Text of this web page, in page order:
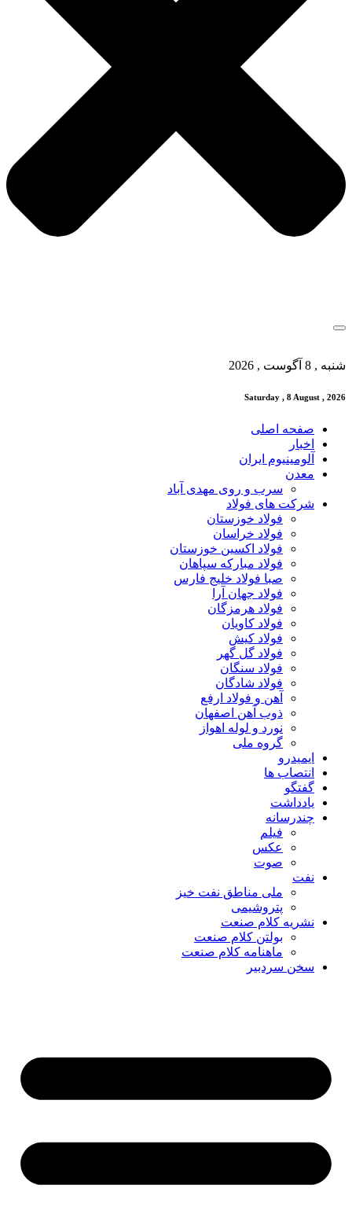
شنبه , 8 آگوست , 2026
Saturday , 8 August , 2026
صفحه اصلی
اخبار
آلومینیوم ایران
معدن
سرب و روی مهدی آباد
شرکت های فولاد
فولاد خوزستان
فولاد خراسان
فولاد اکسین خوزستان
فولاد مبارکه سپاهان
صبا فولاد خلیج فارس
فولاد جهان آرا
فولاد هرمزگان
فولاد کاویان
فولاد کیش
فولاد گل گهر
فولاد سنگان
فولاد شادگان
آهن و فولاد ارفع
ذوب آهن اصفهان
نورد و لوله اهواز
گروه ملی
ایمیدرو
انتصاب ها
گفتگو
یادداشت
چندرسانه
فیلم
عکس
صوت
نفت
ملی مناطق نفت خیز
پتروشیمی
نشریه کلام صنعت
بولتن کلام صنعت
ماهنامه کلام صنعت
سخن سردبیر